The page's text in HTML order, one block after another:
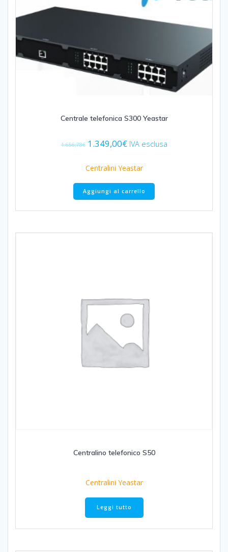
Centrale telefonica S300 Yeastar
1.656,78€ Il
originale
1.656,78€.
1.349,00€Il
attuale
1.349,00€.
IVA esclusa
Centralini Yeastar
Aggiungi al carrello
Centralino telefonico S50
Centralini Yeastar
Leggi tutto